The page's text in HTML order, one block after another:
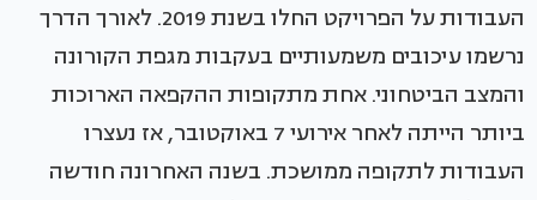
העבודות על הפרויקט החלו בשנת 2019. לאורך הדרך
נרשמו עיכובים משמעותיים בעקבות מגפת הקורונה
והמצב הביטחוני. אחת מתקופות ההקפאה הארוכות
ביותר הייתה לאחר אירועי 7 באוקטובר, אז נעצרו
העבודות לתקופה ממושכת. בשנה האחרונה חודשה